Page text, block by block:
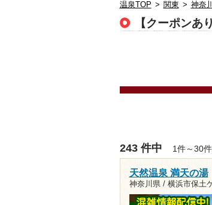
温泉TOP > 関東 > 神奈
【クーポンあ
243 件中 1件～30
天然温泉 満天の湯
神奈川県 / 横浜市保土